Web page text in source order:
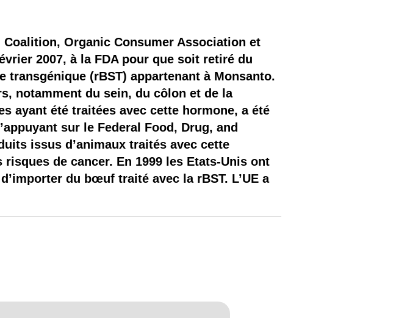
des OGM ?
Organic Consumer Association et
2007, à la FDA pour que soit retiré du
(rBST) appartenant à Monsanto.
notamment du sein, du côlon et de la
ayant été traitées avec cette hormone, a été
sur le Federal Food, Drug, and
issus d’animaux traités avec cette
de cancer. En 1999 les Etats-Unis ont
du bœuf traité avec la rBST. L’UE a